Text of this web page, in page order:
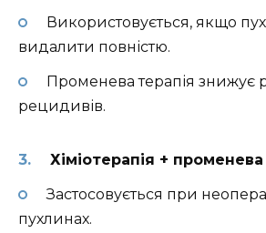
Використовується, якщо
видалити повністю.
Променева терапія знижує
рецидивів.
Хіміотерапія + променева
Застосовується при
пухлинах.